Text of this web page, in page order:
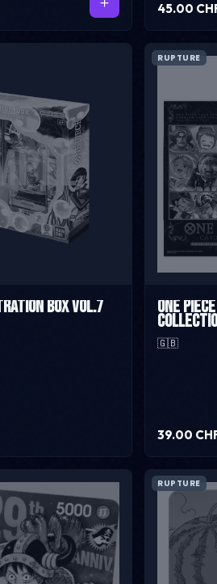
45.00
Box Vol.7
RUPTURE
One
🇬🇧
39.00
RUPTURE